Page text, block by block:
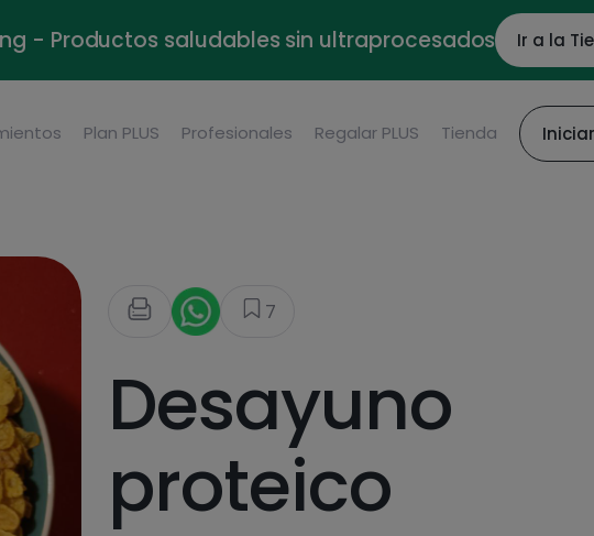
- Productos saludables sin ultraprocesados Ir a la
Plan PLUS Profesionales Regalar PLUS Tienda
7
Desayuno
proteico